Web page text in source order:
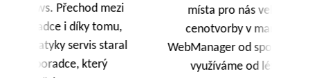
místa pro nás velmi důležitá. Modul
cenotvorby v manažerské nadstavbě
WebManager od společnosti Apatyka servis
využíváme od léta 2015 k naší plné